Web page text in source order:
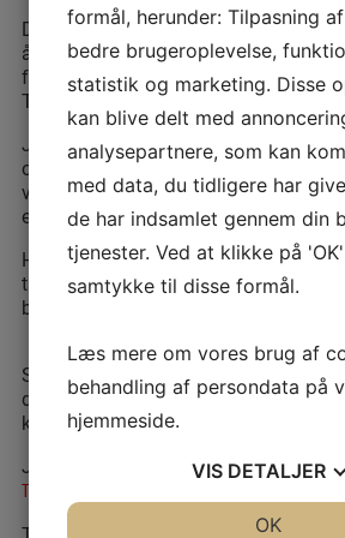
Det er dette bemærkelsesværdige
årsagen til denne udnævnelse, ikke
fortsætter med at være en ressource
Translatørforeningen.
Jørgen deltog ikke i Aarhus, og derfor
overleveret æresudnævnelsen og
var æresmedlem, til
en lille uge senere.
Her holder Jørgen sin takketale – en
taknemmelighed og stolthed samt et
brilleglasset.
Som æresmedlem modtager man en
dernæst er man medlem på lige vilkår
kontingentfrit.
Jørgen har selv skrevet om sin
TRANSLATØRFORENINGEN | LINKEDIN
formål, herunder: Tilpasning
bedre brugeroplevelse,
statistik og marketing. Disse
kan blive delt med
analysepartnere, som kan
med data, du tidligere har
de har indsamlet gennem din
tjenester. Ved at klikke på
samtykke til disse formål.
Læs mere om vores brug af
behandling af persondata på
hjemmeside.
VIS DETALJER
OK